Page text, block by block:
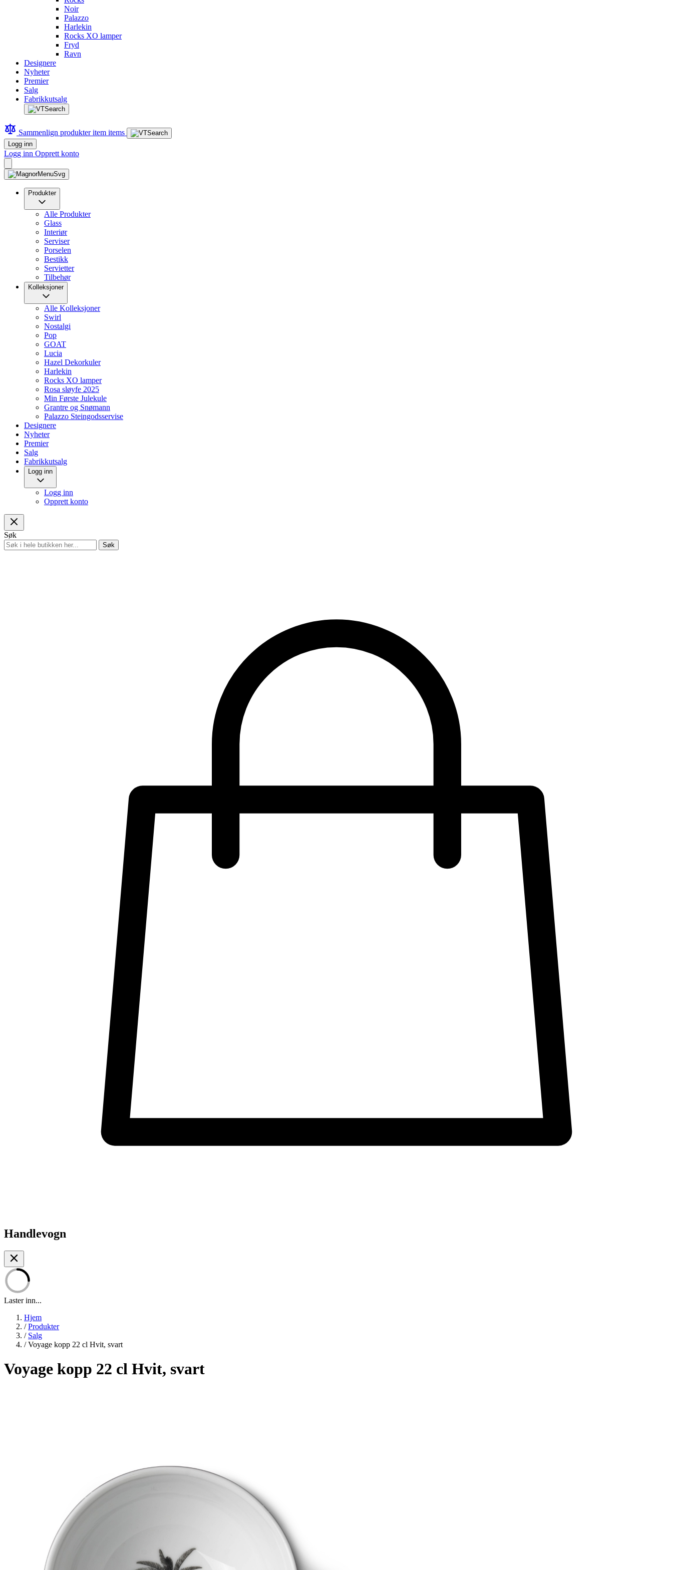
Noir
Palazzo
Harlekin
Rocks XO lamper
Fryd
Ravn
Designere
Nyheter
Premier
Salg
Fabrikkutsalg
Sammenlign produkteritem items
Logg inn
Logg inn Opprett konto
Produkter
Alle Produkter
Glass
Interiør
Serviser
Porselen
Bestikk
Servietter
Tilbehør
Kolleksjoner
Alle Kolleksjoner
Swirl
Nostalgi
Pop
GOAT
Lucia
Hazel Dekorkuler
Harlekin
Rocks XO lamper
Rosa sløyfe 2025
Min Første Julekule
Grantre og Snømann
Palazzo Steingodsservise
Designere
Nyheter
Premier
Salg
Fabrikkutsalg
Logg inn
Logg inn
Opprett konto
Søk
Søk
Handlevogn
Laster inn...
Hjem
/ Produkter
/ Salg
/ Voyage kopp 22 cl Hvit, svart
Voyage kopp 22 cl Hvit, svart